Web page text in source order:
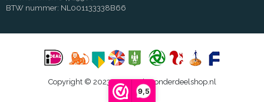
9,5
BTW nummer: NL001133338B66
Copyright © 2023 - 2026 Fietsonderdeelshop.nl